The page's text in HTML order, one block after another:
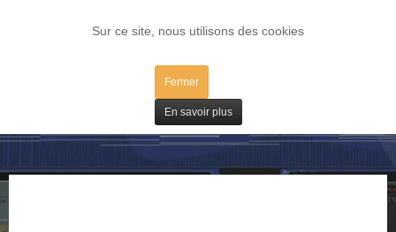
Sur ce site, nous utilisons des cookies
Fermer
En savoir plus
LOG IN
Bons Plans